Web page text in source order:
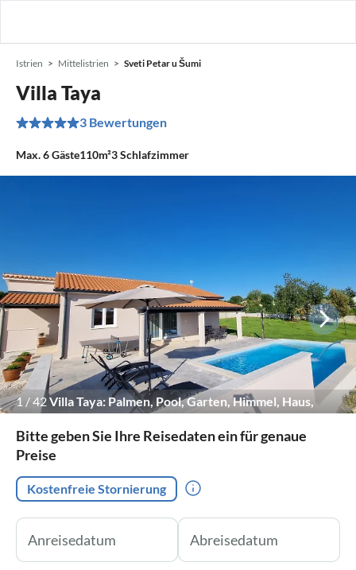
Istrien Mittelistrien Sveti Petar u Šumi
Villa Taya
3 Bewertungen
Max.6Gäste110m²3Schlafzimmer
1 /42Villa Taya: Palmen, Pool, Garten, Himmel, Haus,
Bitte geben Sie Ihre Reisedaten ein für genaue
Preise
Kostenfreie Stornierung